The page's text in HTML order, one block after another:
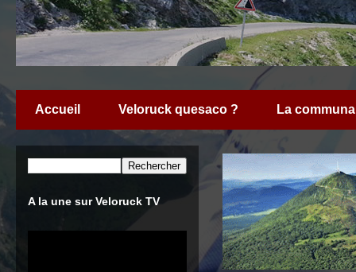
Accueil Veloruck quesaco ? La
A la une sur Veloruck TV